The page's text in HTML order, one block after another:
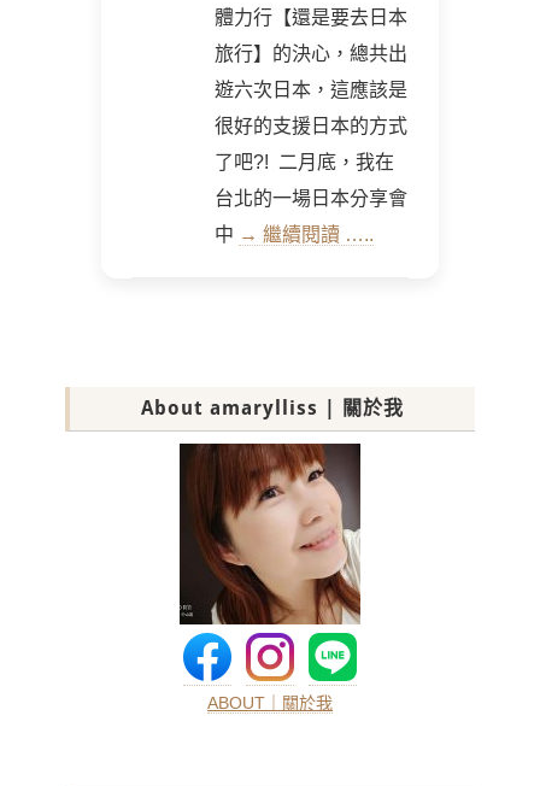
體力行【還是要去日本
旅行】的決心，總共出
遊六次日本，這應該是
很好的支援日本的方式
了吧?! 二月底，我在
台北的一場日本分享會
中 → 繼續閱讀 …..
About amarylliss | 關於我
ABOUT｜關於我